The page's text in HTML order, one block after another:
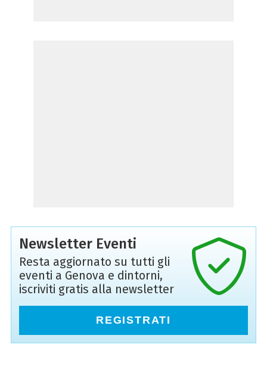
Newsletter Eventi
Resta aggiornato su tutti gli
eventi a Genova e dintorni,
iscriviti gratis alla newsletter
REGISTRATI